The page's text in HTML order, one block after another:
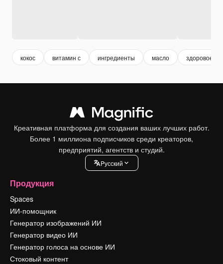
кокос витамин с ингредиенты масло здоровое
Креативная платформа для создания ваших лучших работ.
Более 1 миллиона подписчиков среди креаторов,
предприятий, агентств и студий.
Pусский
Продукция
Spaces
ИИ-помощник
Генератор изображений ИИ
Генератор видео ИИ
Генератор голоса на основе ИИ
Стоковый контент